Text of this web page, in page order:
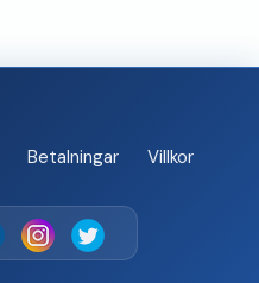
Betalningar Villkor